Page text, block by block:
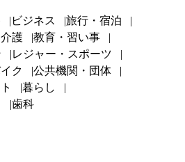
ビジネス
旅行・宿泊
護
教育・習い事
レジャー・スポーツ
ク
公共機関・団体
暮らし
歯科